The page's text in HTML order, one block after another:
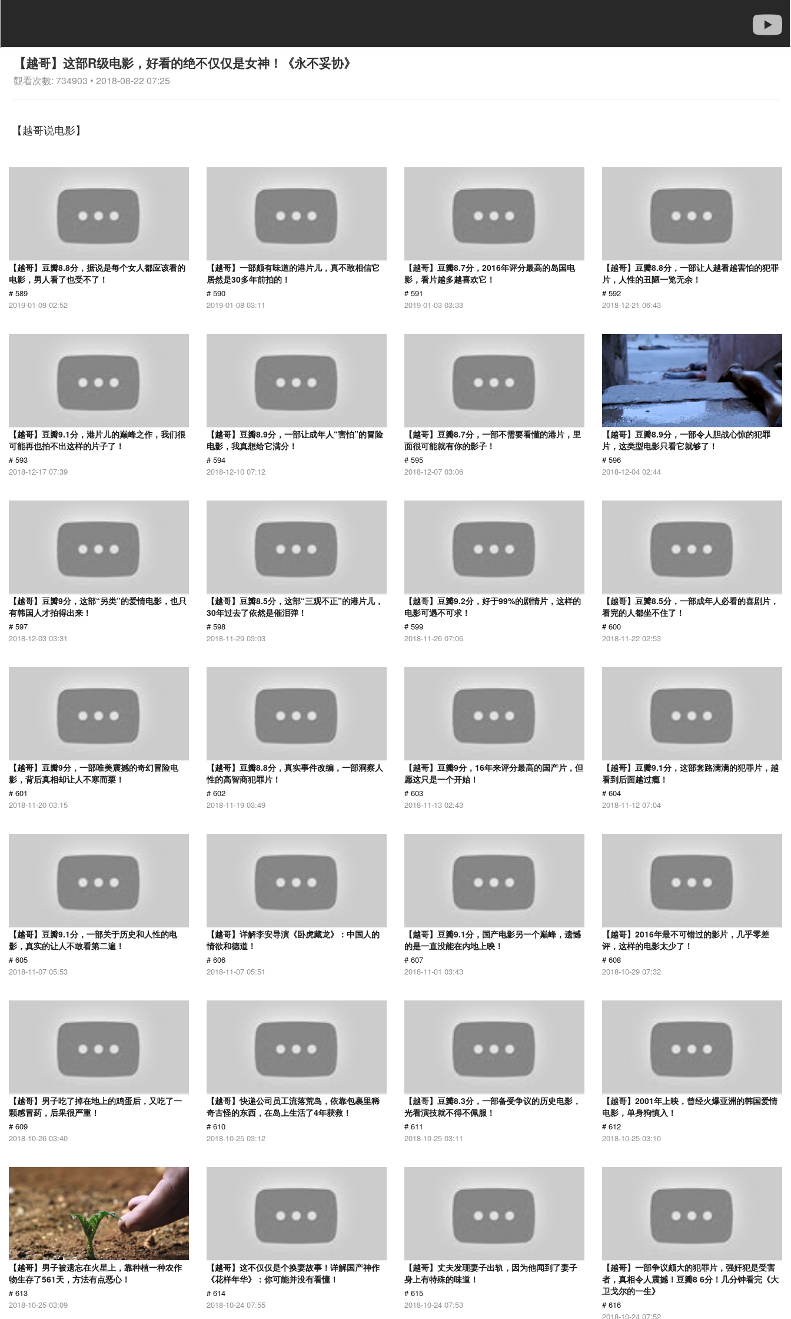
【越哥】这部R级电影，好看的绝不仅仅是女神！《永不妥协》
觀看次數: 734903 • 2018-08-22 07:25
【越哥说电影】
【越哥】豆瓣8.8分，据说是每个女人都应该看的
电影，男人看了也受不了！
# 589
2019-01-09 02:52
【越哥】一部颇有味道的港片儿，真不敢相信它
居然是30多年前拍的！
# 590
2019-01-08 03:11
【越哥】豆瓣8.7分，2016年评分最高的岛国电
影，看片越多越喜欢它！
# 591
2019-01-03 03:33
【越哥】豆瓣8.8分，一部让人越看越害怕的犯罪
片，人性的丑陋一览无余！
# 592
2018-12-21 06:43
【越哥】豆瓣9.1分，港片儿的巅峰之作，我们很
可能再也拍不出这样的片子了！
# 593
2018-12-17 07:39
【越哥】豆瓣8.9分，一部让成年人“害怕”的冒险
电影，我真想给它满分！
# 594
2018-12-10 07:12
【越哥】豆瓣8.7分，一部不需要看懂的港片，里
面很可能就有你的影子！
# 595
2018-12-07 03:06
【越哥】豆瓣8.9分，一部令人胆战心惊的犯罪
片，这类型电影只看它就够了！
# 596
2018-12-04 02:44
【越哥】豆瓣9分，这部“另类”的爱情电影，也只
有韩国人才拍得出来！
# 597
2018-12-03 03:31
【越哥】豆瓣8.5分，这部“三观不正”的港片儿，
30年过去了依然是催泪弹！
# 598
2018-11-29 03:03
【越哥】豆瓣9.2分，好于99%的剧情片，这样的
电影可遇不可求！
# 599
2018-11-26 07:06
【越哥】豆瓣8.5分，一部成年人必看的喜剧片，
看完的人都坐不住了！
# 600
2018-11-22 02:53
【越哥】豆瓣9分，一部唯美震撼的奇幻冒险电
影，背后真相却让人不寒而栗！
# 601
2018-11-20 03:15
【越哥】豆瓣8.8分，真实事件改编，一部洞察人
性的高智商犯罪片！
# 602
2018-11-19 03:49
【越哥】豆瓣9分，16年来评分最高的国产片，但
愿这只是一个开始！
# 603
2018-11-13 02:43
【越哥】豆瓣9.1分，这部套路满满的犯罪片，越
看到后面越过瘾！
# 604
2018-11-12 07:04
【越哥】豆瓣9.1分，一部关于历史和人性的电
影，真实的让人不敢看第二遍！
# 605
2018-11-07 05:53
【越哥】详解李安导演《卧虎藏龙》：中国人的
情欲和德道！
# 606
2018-11-07 05:51
【越哥】豆瓣9.1分，国产电影另一个巅峰，遗憾
的是一直没能在内地上映！
# 607
2018-11-01 03:43
【越哥】2016年最不可错过的影片，几乎零差
评，这样的电影太少了！
# 608
2018-10-29 07:32
【越哥】男子吃了掉在地上的鸡蛋后，又吃了一
颗感冒药，后果很严重！
# 609
2018-10-26 03:40
【越哥】快递公司员工流落荒岛，依靠包裹里稀
奇古怪的东西，在岛上生活了4年获救！
# 610
2018-10-25 03:12
【越哥】豆瓣8.3分，一部备受争议的历史电影，
光看演技就不得不佩服！
# 611
2018-10-25 03:11
【越哥】2001年上映，曾经火爆亚洲的韩国爱情
电影，单身狗慎入！
# 612
2018-10-25 03:10
【越哥】男子被遗忘在火星上，靠种植一种农作
物生存了561天，方法有点恶心！
# 613
2018-10-25 03:09
【越哥】这不仅仅是个换妻故事！详解国产神作
《花样年华》：你可能并没有看懂！
# 614
2018-10-24 07:55
【越哥】丈夫发现妻子出轨，因为他闻到了妻子
身上有特殊的味道！
# 615
2018-10-24 07:53
【越哥】一部争议颇大的犯罪片，强奸犯是受害
者，真相令人震撼！豆瓣8 6分！几分钟看完《大
卫戈尔的一生》
# 616
2018-10-24 07:52